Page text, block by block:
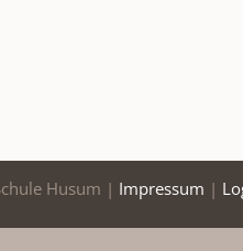
Husum | Impressum |